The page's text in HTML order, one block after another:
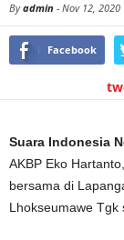
Byadmin - Nov 12, 2020
Facebook
Suara Indonesia
AKBP Eko
bersama di
Lhokseumawe Tgk